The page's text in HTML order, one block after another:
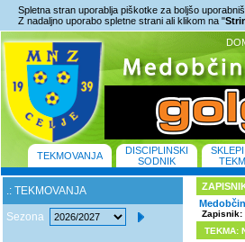
Spletna stran uporablja piškotke za boljšo
Z nadaljno uporabo spletne strani ali klikom na "
TEKMOVANJA
DISCIPLINSKI
SODNIK
.: TEKMOVANJA
Sezona
Zapisnik:
TEKMA: